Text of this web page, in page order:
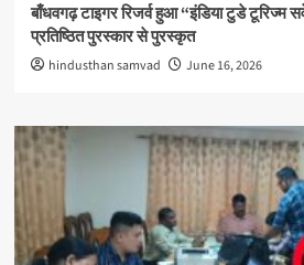
बाँधवगढ़ टाइगर रिजर्व हुआ “इंडिया टुडे टूरिज्म
प्रतिष्ठित पुरस्कार से पुरस्कृत
hindusthan samvad June 16, 2026